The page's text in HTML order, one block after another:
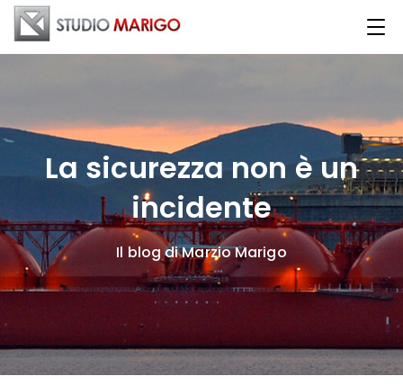
La sicurezza non è un
incidente
Il blog di Marzio Marigo